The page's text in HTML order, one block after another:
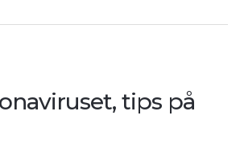
tips på